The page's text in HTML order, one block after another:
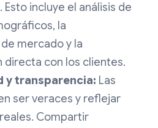
incluye el análisis de
la
mercado y la
directa con los clientes.
y transparencia: Las
ser veraces y reflejar
Compartir